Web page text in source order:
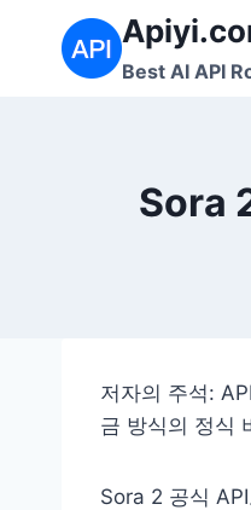
Best AI API
Sora
저자의 주석:
금 방식의 정식
Sora 2 공식